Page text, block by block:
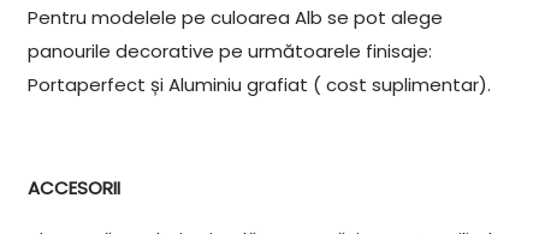
Pentru modelele pe culoarea Alb se pot alege
panourile decorative pe următoarele finisaje:
Portaperfect și Aluminiu grafiat ( cost suplimentar).
ACCESORII